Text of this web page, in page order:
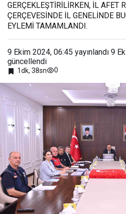
GERÇEKLEŞTİRİLİRKEN, İL AFET
ÇERÇEVESİNDE İL GENELİNDE
EYLEMİ TAMAMLANDI.
9 Ekim 2024, 06:45 yayınlandı 9
güncellendi
1dk, 38sn 0